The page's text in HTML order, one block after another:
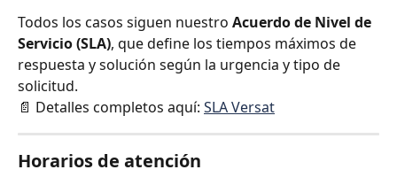
Todos los casos siguen nuestro Acuerdo de Nivel de
Servicio (SLA), que define los tiempos máximos de
respuesta y solución según la urgencia y tipo de
solicitud.
📄 Detalles completos aquí: SLA Versat
Horarios de atención